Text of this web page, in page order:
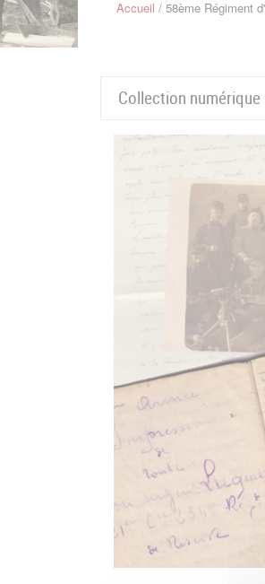
FilAccueil 58ème Régiment
Collection numérique